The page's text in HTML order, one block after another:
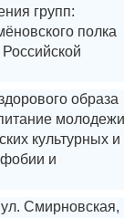
групп:
полка
образа
культурных и
и
Смирновская,